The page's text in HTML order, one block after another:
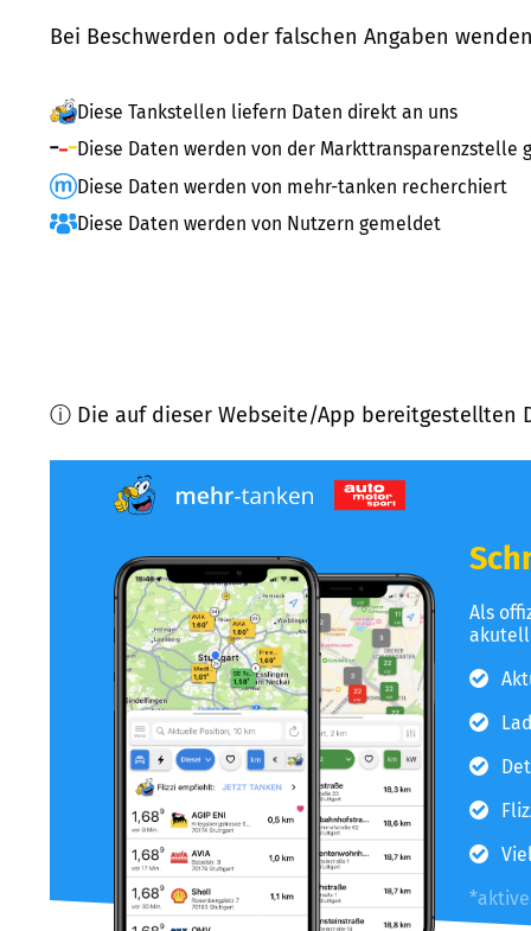
Bei Beschwerden oder falschen Angaben
Diese Tankstellen liefern Daten direkt an uns
Diese Daten werden von der Markttransparenzstelle
Diese Daten werden von mehr-tanken recherchiert
Diese Daten werden von Nutzern gemeldet
ⓘ Die auf dieser Webseite/App bereitgestellten
Als